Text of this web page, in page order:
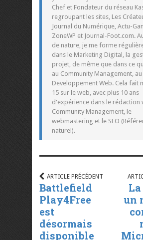
Chef et Fondateur du réseau
regroupant les sites, Les
Journal du Numérique, Actu-
ZoneWP et Journal-Foot.com.
de nature, je me forme
dans le Marketing Digital, la
projet, de même que dans ce
au Community Management, au
Developpement Web. Cela fait
15 sur le web, avec plus 10 ans
d'expérience dans le rédaction
Community Management, le
webmastering et le SEO
naturel).
ARTICLE PRÉCÉDENT
Battlefield
Play4Free
est
désormais
disponible
un